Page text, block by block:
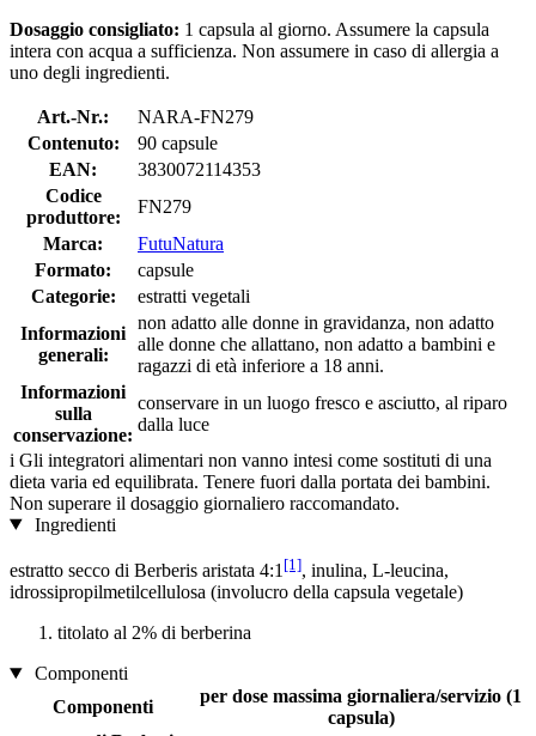
Dosaggio consigliato: 1 capsula al giorno. Assumere la capsula
intera con acqua a sufficienza. Non assumere in caso di allergia a
uno degli ingredienti.
Art.-Nr.:
NARA-FN279
Contenuto:
90 capsule
EAN:
3830072114353
Codice
produttore:
FN279
Marca:
FutuNatura
Formato:
capsule
Categorie:
estratti vegetali
Informazioni
generali:
non adatto alle donne in gravidanza, non adatto
alle donne che allattano, non adatto a bambini e
ragazzi di età inferiore a 18 anni.
Informazioni
sulla
conservazione:
conservare in un luogo fresco e asciutto, al riparo
dalla luce
i Gli integratori alimentari non vanno intesi come sostituti di una
dieta varia ed equilibrata. Tenere fuori dalla portata dei bambini.
Non superare il dosaggio giornaliero raccomandato.
Ingredienti
estratto secco di Berberis aristata 4:1 [1], inulina, L-leucina,
idrossipropilmetilcellulosa (involucro della capsula vegetale)
titolato al 2% di berberina
Componenti
Componenti
per dose massima giornaliera/servizio (1
capsula)